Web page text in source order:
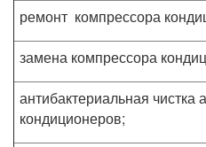
ремонт компрессора
замена компрессора
антибактериальная чистка
кондиционеров;